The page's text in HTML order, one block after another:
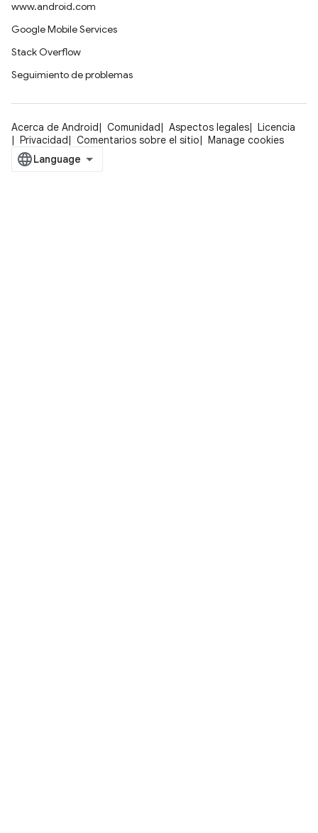
www.android.com
Google Mobile Services
Stack Overflow
Seguimiento de problemas
Acerca de Android Comunidad Aspectos legales
Licencia
Privacidad
Comentarios sobre el sitio Manage cookies